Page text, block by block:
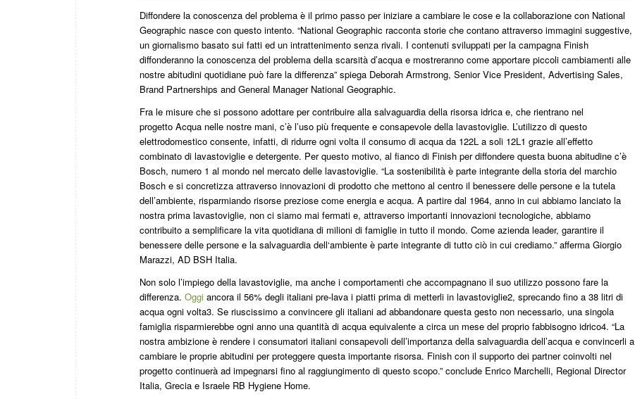
Diffondere la conoscenza del problema è il primo passo per iniziare a cambiare le cose e la collaborazione con National
Geographic nasce con questo intento. “National Geographic racconta storie che contano attraverso immagini suggestive,
un giornalismo basato sui fatti ed un intrattenimento senza rivali. I contenuti sviluppati per la campagna Finish
diffonderanno la conoscenza del problema della scarsità d’acqua e mostreranno come apportare piccoli cambiamenti alle
nostre abitudini quotidiane può fare la differenza” spiega Deborah Armstrong, Senior Vice President, Advertising Sales,
Brand Partnerships and General Manager National Geographic.
Fra le misure che si possono adottare per contribuire alla salvaguardia della risorsa idrica e, che rientrano nel
progetto Acqua nelle nostre mani, c’è l’uso più frequente e consapevole della lavastoviglie. L’utilizzo di questo
elettrodomestico consente, infatti, di ridurre ogni volta il consumo di acqua da 122L a soli 12L1 grazie all’effetto
combinato di lavastoviglie e detergente. Per questo motivo, al fianco di Finish per diffondere questa buona abitudine c’è
Bosch, numero 1 al mondo nel mercato delle lavastoviglie. “La sostenibilità è parte integrante della storia del marchio
Bosch e si concretizza attraverso innovazioni di prodotto che mettono al centro il benessere delle persone e la tutela
dell’ambiente, risparmiando risorse preziose come energia e acqua. A partire dal 1964, anno in cui abbiamo lanciato la
nostra prima lavastoviglie, non ci siamo mai fermati e, attraverso importanti innovazioni tecnologiche, abbiamo
contribuito a semplificare la vita quotidiana di milioni di famiglie in tutto il mondo. Come azienda leader, garantire il
benessere delle persone e la salvaguardia dell‘ambiente è parte integrante di tutto ciò in cui crediamo.” afferma Giorgio
Marazzi, AD BSH Italia.
Non solo l’impiego della lavastoviglie, ma anche i comportamenti che accompagnano il suo utilizzo possono fare la
differenza. Oggi ancora il 56% degli italiani pre-lava i piatti prima di metterli in lavastoviglie2, sprecando fino a 38 litri di
acqua ogni volta3. Se riuscissimo a convincere gli italiani ad abbandonare questa gesto non necessario, una singola
famiglia risparmierebbe ogni anno una quantità di acqua equivalente a circa un mese del proprio fabbisogno idrico4. “La
nostra ambizione è rendere i consumatori italiani consapevoli dell’importanza della salvaguardia dell’acqua e convincerli a
cambiare le proprie abitudini per proteggere questa importante risorsa. Finish con il supporto dei partner coinvolti nel
progetto continuerà ad impegnarsi fino al raggiungimento di questo scopo.” conclude Enrico Marchelli, Regional Director
Italia, Grecia e Israele RB Hygiene Home.